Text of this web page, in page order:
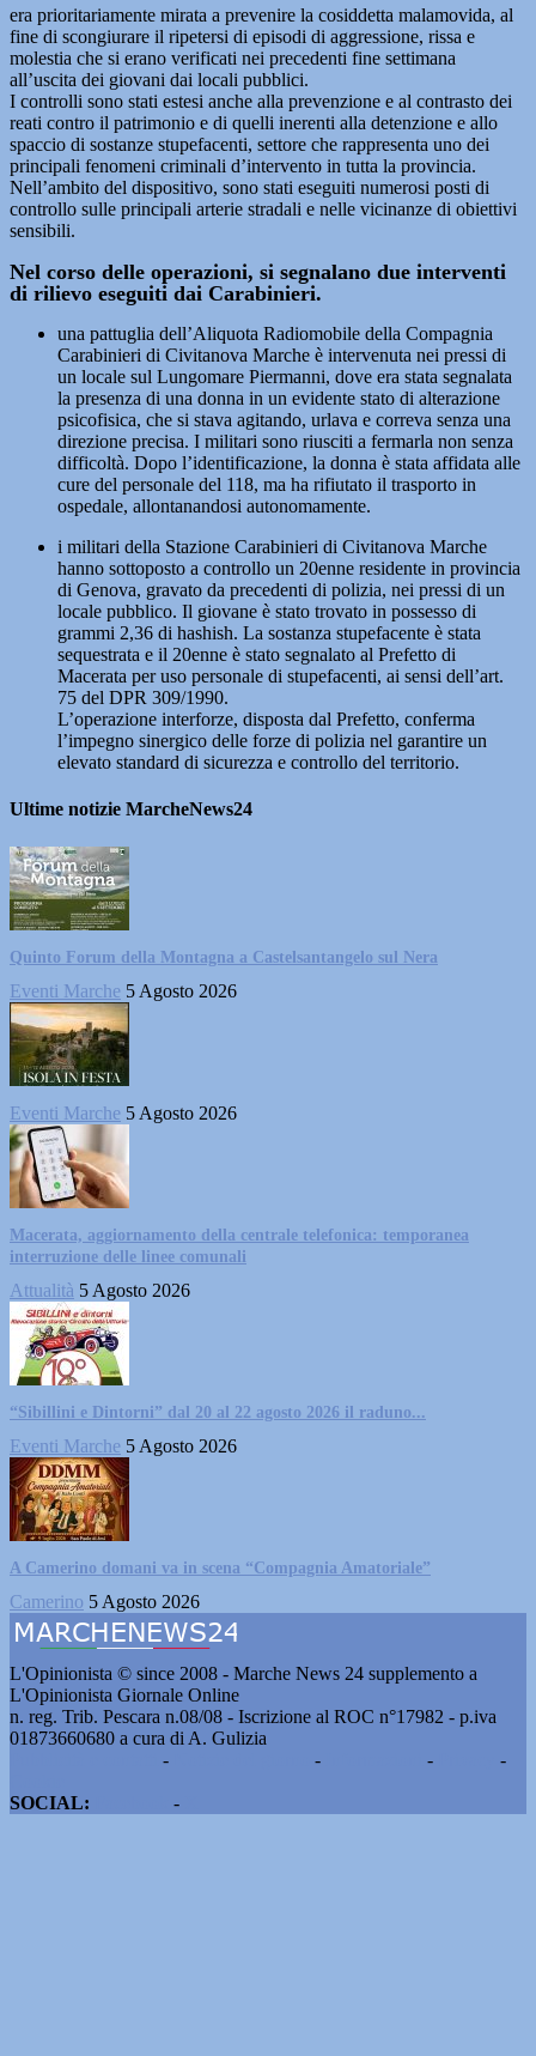
era prioritariamente mirata a prevenire la cosiddetta malamovida, al
fine di scongiurare il ripetersi di episodi di aggressione, rissa e
molestia che si erano verificati nei precedenti fine settimana
all’uscita dei giovani dai locali pubblici.
I controlli sono stati estesi anche alla prevenzione e al contrasto dei
reati contro il patrimonio e di quelli inerenti alla detenzione e allo
spaccio di sostanze stupefacenti, settore che rappresenta uno dei
principali fenomeni criminali d’intervento in tutta la provincia.
Nell’ambito del dispositivo, sono stati eseguiti numerosi posti di
controllo sulle principali arterie stradali e nelle vicinanze di obiettivi
sensibili.
Nel corso delle operazioni, si segnalano due interventi
di rilievo eseguiti dai Carabinieri.
una pattuglia dell’Aliquota Radiomobile della Compagnia
Carabinieri di Civitanova Marche è intervenuta nei pressi di
un locale sul Lungomare Piermanni, dove era stata segnalata
la presenza di una donna in un evidente stato di alterazione
psicofisica, che si stava agitando, urlava e correva senza una
direzione precisa. I militari sono riusciti a fermarla non senza
difficoltà. Dopo l’identificazione, la donna è stata affidata alle
cure del personale del 118, ma ha rifiutato il trasporto in
ospedale, allontanandosi autonomamente.
i militari della Stazione Carabinieri di Civitanova Marche
hanno sottoposto a controllo un 20enne residente in provincia
di Genova, gravato da precedenti di polizia, nei pressi di un
locale pubblico. Il giovane è stato trovato in possesso di
grammi 2,36 di hashish. La sostanza stupefacente è stata
sequestrata e il 20enne è stato segnalato al Prefetto di
Macerata per uso personale di stupefacenti, ai sensi dell’art.
75 del DPR 309/1990.
L’operazione interforze, disposta dal Prefetto, conferma
l’impegno sinergico delle forze di polizia nel garantire un
elevato standard di sicurezza e controllo del territorio.
Ultime notizie MarcheNews24
Quinto Forum della Montagna a Castelsantangelo sul Nera
Eventi Marche 5 Agosto 2026
Eventi Marche 5 Agosto 2026
Macerata, aggiornamento della centrale telefonica: temporanea
interruzione delle linee comunali
Attualità 5 Agosto 2026
“Sibillini e Dintorni” dal 20 al 22 agosto 2026 il raduno...
Eventi Marche 5 Agosto 2026
A Camerino domani va in scena “Compagnia Amatoriale”
Camerino 5 Agosto 2026
L'Opinionista © since 2008 - Marche News 24 supplemento a
L'Opinionista Giornale Online
n. reg. Trib. Pescara n.08/08 - Iscrizione al ROC n°17982 - p.iva
01873660680 a cura di A. Gulizia
- - -
-
SOCIAL:
-